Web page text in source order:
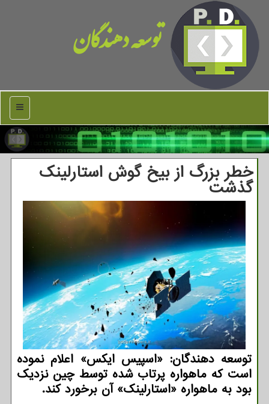
توسعه دهندگان
منو
خطر بزرگ از بیخ گوش استارلینک
گذشت
توسعه دهندگان: «اسپیس ایکس» اعلام نموده
است که ماهواره پرتاب شده توسط چین نزدیک
بود به ماهواره «استارلینک» آن برخورد کند.